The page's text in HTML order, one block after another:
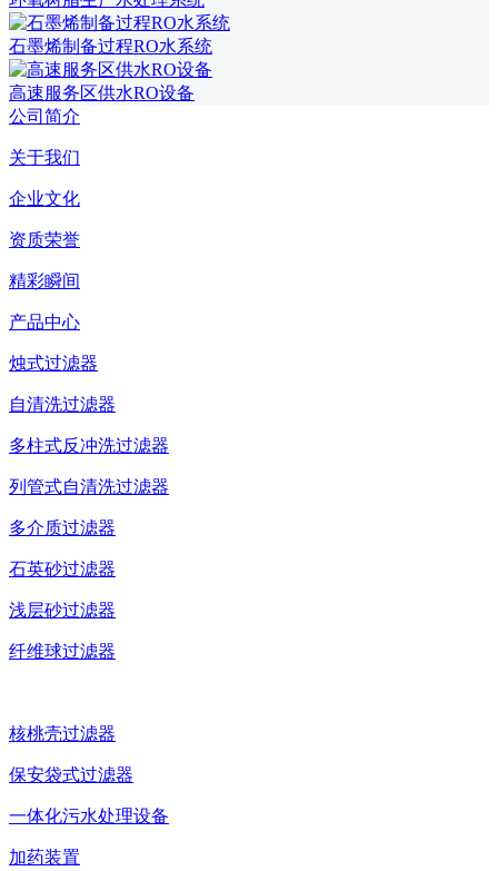
石墨烯制备过程RO水系统
高速服务区供水RO设备
公司简介
关于我们
企业文化
资质荣誉
精彩瞬间
产品中心
烛式过滤器
自清洗过滤器
多柱式反冲洗过滤器
列管式自清洗过滤器
多介质过滤器
石英砂过滤器
浅层砂过滤器
纤维球过滤器
核桃壳过滤器
保安袋式过滤器
一体化污水处理设备
加药装置